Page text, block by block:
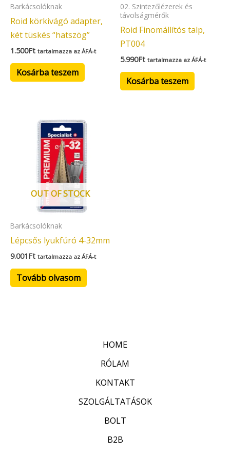
Barkácsolóknak
Roid körkivágó adapter,
két tüskés “hatszög”
1.500Ft tartalmazza az ÁFÁ-t
Kosárba teszem
02. Szintezőlézerek és
távolságmérők
Roid Finomállítós talp,
PT004
5.990Ft tartalmazza az ÁFÁ-t
Kosárba teszem
OUT OF STOCK
Barkácsolóknak
Lépcsős lyukfúró 4-32mm
9.001Ft tartalmazza az ÁFÁ-t
Tovább olvasom
HOME
RÓLAM
KONTAKT
SZOLGÁLTATÁSOK
BOLT
B2B